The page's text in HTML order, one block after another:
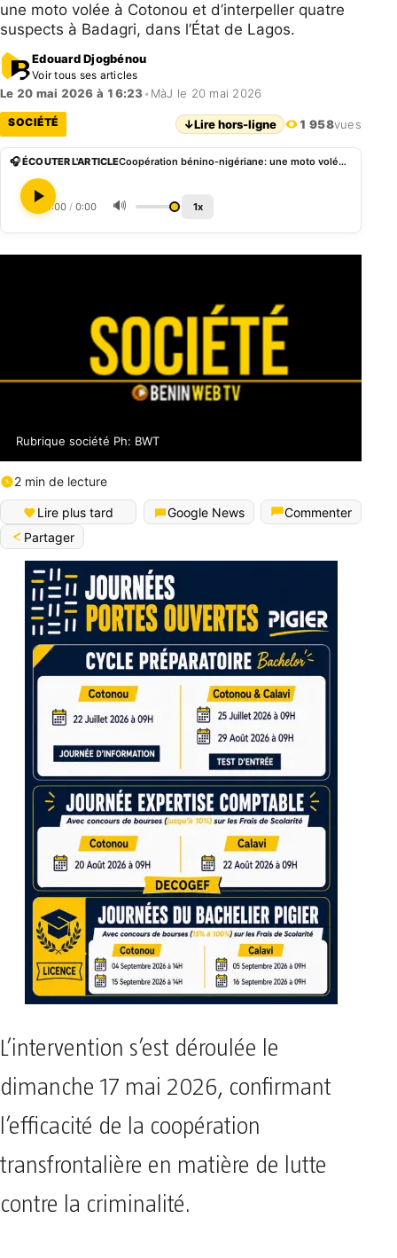
une moto volée à Cotonou et d’interpeller quatre
suspects à Badagri, dans l’État de Lagos.
Edouard Djogbénou
Voir tous ses articles
Le 20 mai 2026 à 16:23• MàJ le 20 mai 2026
SOCIÉTÉ ↓Lire hors-ligne 1 958vues
🎧 ÉCOUTER L'ARTICLE Coopération bénino‑nigériane: une moto volée à Cotonou retrouvée à Badagri, 4 suspects arrêtés
0:00 / 0:00 🔊 1x
Rubrique société Ph: BWT
2 min de lecture
Lire plus tard Google News
Commenter
Partager
L’intervention s’est déroulée le
dimanche 17 mai 2026, confirmant
l’efficacité de la coopération
transfrontalière en matière de lutte
contre la criminalité.